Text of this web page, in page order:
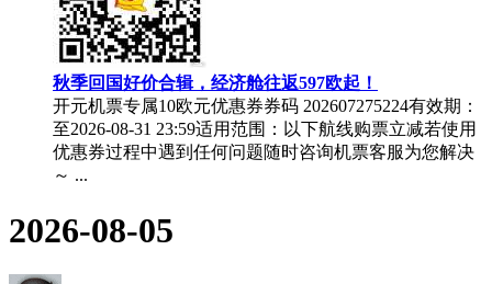
秋季回国好价合辑，经济舱往返597欧起！
开元机票专属10欧元优惠券券码 202607275224有效期：
至2026-08-31 23:59适用范围：以下航线购票立减若使用
优惠券过程中遇到任何问题随时咨询机票客服为您解决
～ ...
2026-08-05